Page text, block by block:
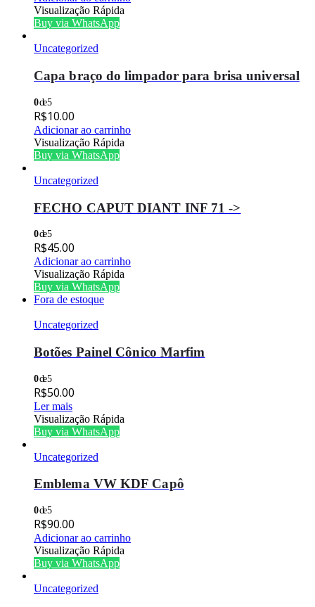
Visualização Rápida
Buy via WhatsApp
Uncategorized
Capa braço do limpador para brisa universal
0de 5
R$10.00
Adicionar ao carrinho
Visualização Rápida
Buy via WhatsApp
Uncategorized
FECHO CAPUT DIANT INF 71 ->
0de 5
R$45.00
Adicionar ao carrinho
Visualização Rápida
Buy via WhatsApp
Fora de estoque
Uncategorized
Botões Painel Cônico Marfim
0de 5
R$50.00
Ler mais
Visualização Rápida
Buy via WhatsApp
Uncategorized
Emblema VW KDF Capô
0de 5
R$90.00
Adicionar ao carrinho
Visualização Rápida
Buy via WhatsApp
Uncategorized